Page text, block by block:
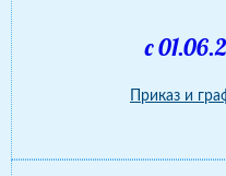
с
Приказ и